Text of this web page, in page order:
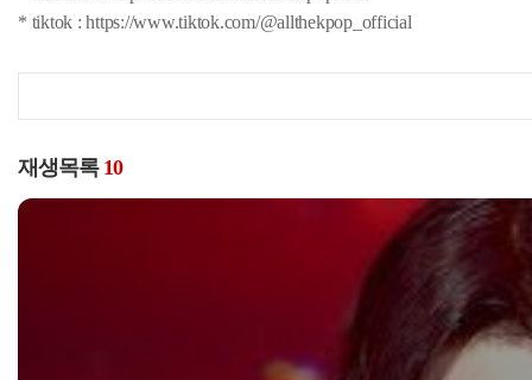
* tiktok : https://www.tiktok.com/@allthekpop_official
재생목록 10